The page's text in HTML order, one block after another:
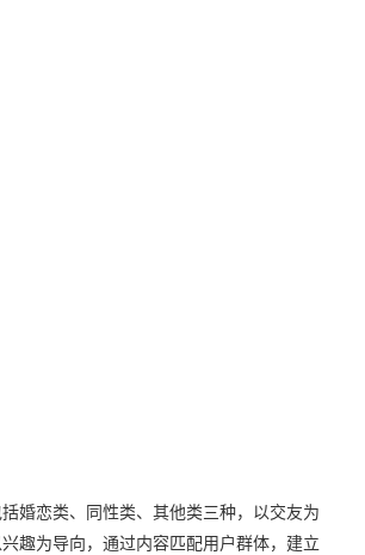
婚恋类、同性类、其他类三种，以交友为
趣为导向，通过内容匹配用户群体，建立